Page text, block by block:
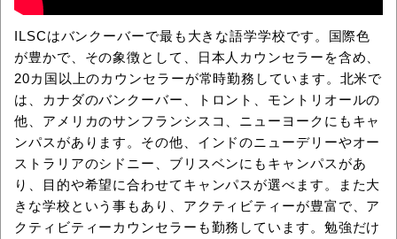
ILSCはバンクーバーで最も大きな語学学校です。国際色
が豊かで、その象徴として、日本人カウンセラーを含め、
20カ国以上のカウンセラーが常時勤務しています。北米で
は、カナダのバンクーバー、トロント、モントリオールの
他、アメリカのサンフランシスコ、ニューヨークにもキャ
ンパスがあります。その他、インドのニューデリーやオー
ストラリアのシドニー、ブリスベンにもキャンパスがあ
り、目的や希望に合わせてキャンパスが選べます。また大
きな学校という事もあり、アクティビティーが豊富で、ア
クティビティーカウンセラーも勤務しています。勉強だけ